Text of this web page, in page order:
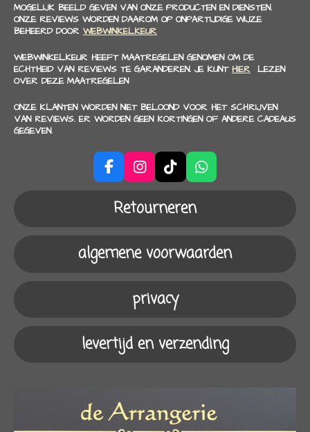
MOGELIJK BEELD GEVEN VAN ONZE PRODUCTEN EN DIENSTEN.
ONZE REVIEWS WORDEN DAAROM OP ONPARTIJDIGE WIJZE
BEHEERD DOOR WEBWINKELKEUR
WEBWINKELKEUR HEEFT MAATREGELEN GENOMEN OM DE
ECHTHEID VAN REVIEWS TE GARANDEREN. JE KUNT HIER LEZEN
OVER DEZE MAATREGELEN
ONZE KLANTEN WORDEN NIET BELOOND VOOR HET SCHRIJVEN
VAN REVIEWS. ER WORDEN GEEN KORTINGEN OF ANDERE CADEAUS
GEGEVEN.
F
a
b
o
k
I
n
s
t
a
r
a
m
T
i
k
T
o
W
h
s
p
p
Retourneren
algemene voorwaarden
privacy
levertijd en verzending